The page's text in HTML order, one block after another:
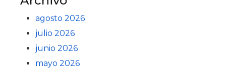
agosto 2026
julio 2026
junio 2026
mayo 2026